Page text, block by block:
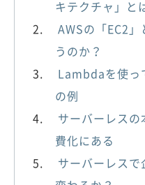
キテクチャ」と
AWSの「EC2
うのか？
Lambdaを使っ
の例
サーバーレス
費化にある
サーバーレス